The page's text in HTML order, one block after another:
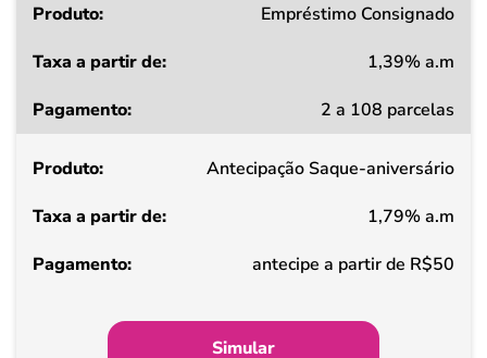
Produto
a
de
Pagamento
Empréstimo Consignado
1,39% a.m
2 a 108 parcelas
Antecipação Saque-aniversário
1,79% a.m
antecipe a partir de R$50
Simular